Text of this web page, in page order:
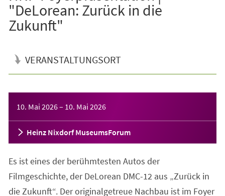
"DeLorean: Zurück in die
Zukunft"
VERANSTALTUNGSORT
10. Mai 2026– 10. Mai 2026
Heinz Nixdorf MuseumsForum
Es ist eines der berühmtesten Autos der
Filmgeschichte, der DeLorean DMC-12 aus „Zurück in
die Zukunft“. Der originalgetreue Nachbau ist im Foyer